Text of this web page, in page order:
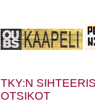
TKY:N
OTSIKOT